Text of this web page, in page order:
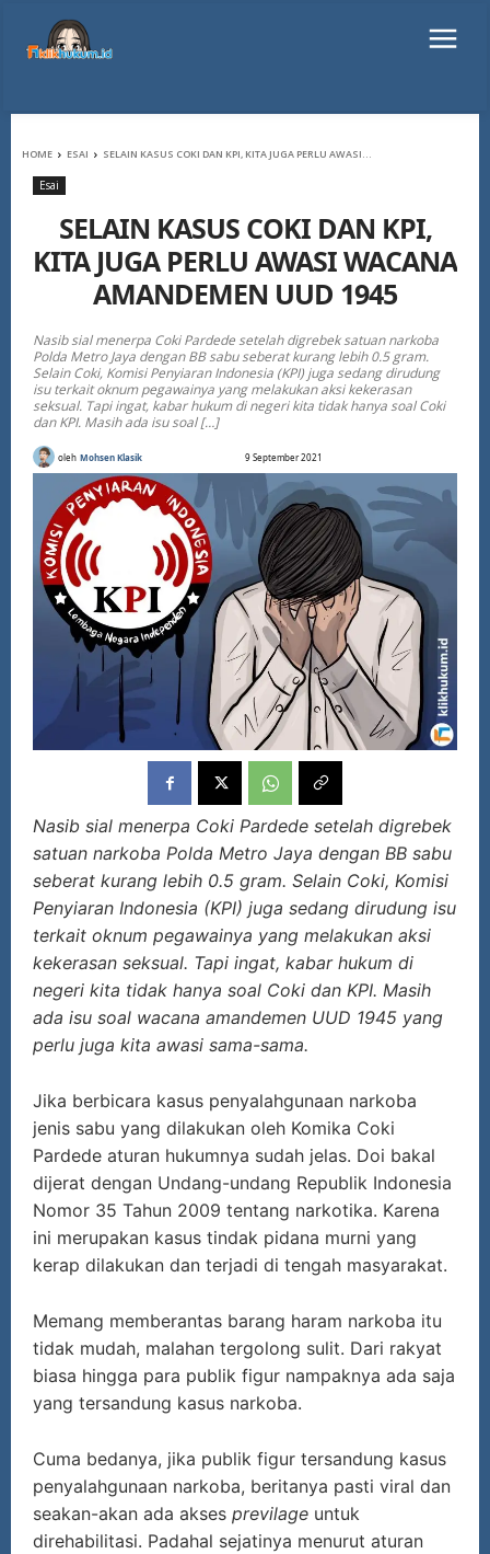
HOME ESAI SELAIN KASUS COKI DAN KPI, KITA JUGA PERLU AWASI...
Esai
SELAIN KASUS COKI DAN KPI,
KITA JUGA PERLU AWASI WACANA
AMANDEMEN UUD 1945
Nasib sial menerpa Coki Pardede setelah digrebek satuan narkoba
Polda Metro Jaya dengan BB sabu seberat kurang lebih 0.5 gram.
Selain Coki, Komisi Penyiaran Indonesia (KPI) juga sedang dirudung
isu terkait oknum pegawainya yang melakukan aksi kekerasan
seksual. Tapi ingat, kabar hukum di negeri kita tidak hanya soal Coki
dan KPI. Masih ada isu soal […]
oleh Mohsen Klasik 9 September 2021
Nasib sial menerpa Coki Pardede setelah digrebek
satuan narkoba Polda Metro Jaya dengan BB sabu
seberat kurang lebih 0.5 gram. Selain Coki, Komisi
Penyiaran Indonesia (KPI) juga sedang dirudung isu
terkait oknum pegawainya yang melakukan aksi
kekerasan seksual. Tapi ingat, kabar hukum di
negeri kita tidak hanya soal Coki dan KPI. Masih
ada isu soal wacana amandemen UUD 1945 yang
perlu juga kita awasi sama-sama.
Jika berbicara kasus penyalahgunaan narkoba
jenis sabu yang dilakukan oleh Komika Coki
Pardede aturan hukumnya sudah jelas. Doi bakal
dijerat dengan Undang-undang Republik Indonesia
Nomor 35 Tahun 2009 tentang narkotika. Karena
ini merupakan kasus tindak pidana murni yang
kerap dilakukan dan terjadi di tengah masyarakat.
Memang memberantas barang haram narkoba itu
tidak mudah, malahan tergolong sulit. Dari rakyat
biasa hingga para publik figur nampaknya ada saja
yang tersandung kasus narkoba.
Cuma bedanya, jika publik figur tersandung kasus
penyalahgunaan narkoba, beritanya pasti viral dan
seakan-akan ada akses previlage untuk
direhabilitasi. Padahal sejatinya menurut aturan